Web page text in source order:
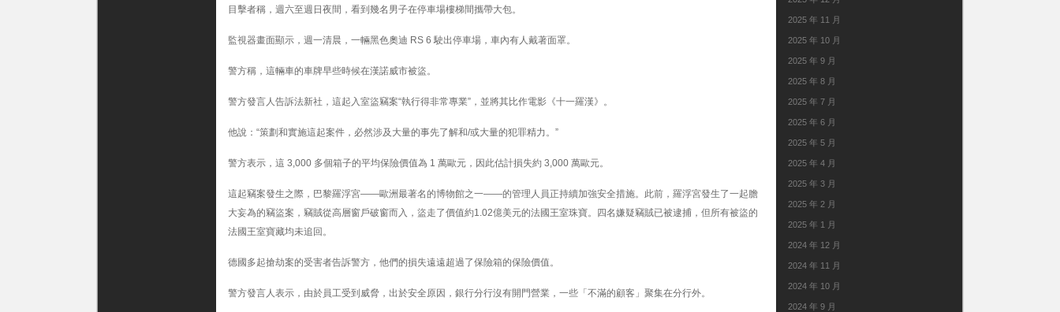
目擊者稱，週六至週日夜間，看到幾名男子在停車場樓梯間攜帶大包。
監視器畫面顯示，週一清晨，一輛黑色奧迪 RS 6 駛出停車場，車內有人戴著面罩。
警方稱，這輛車的車牌早些時候在漢諾威市被盜。
警方發言人告訴法新社，這起入室盜竊案“執行得非常專業”，並將其比作電影《十一羅漢》。
他說：“策劃和實施這起案件，必然涉及大量的事先了解和/或大量的犯罪精力。”
警方表示，這 3,000 多個箱子的平均保險價值為 1 萬歐元，因此估計損失約 3,000 萬歐元。
這起竊案發生之際，巴黎羅浮宮——歐洲最著名的博物館之一——的管理人員正持續加強安全措施。此前，羅浮宮發生了一起膽
大妄為的竊盜案，竊賊從高層窗戶破窗而入，盜走了價值約1.02億美元的法國王室珠寶。四名嫌疑竊賊已被逮捕，但所有被盜的
法國王室寶藏均未追回。
德國多起搶劫案的受害者告訴警方，他們的損失遠遠超過了保險箱的保險價值。
警方發言人表示，由於員工受到威脅，出於安全原因，銀行分行沒有開門營業，一些「不滿的顧客」聚集在分行外。
2025 年 11 月
2025 年 10 月
2025 年 9 月
2025 年 8 月
2025 年 7 月
2025 年 6 月
2025 年 5 月
2025 年 4 月
2025 年 3 月
2025 年 2 月
2025 年 1 月
2024 年 12 月
2024 年 11 月
2024 年 10 月
2024 年 9 月